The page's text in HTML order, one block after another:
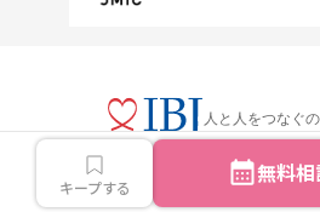
キープする 無料
人と人をつなぐ